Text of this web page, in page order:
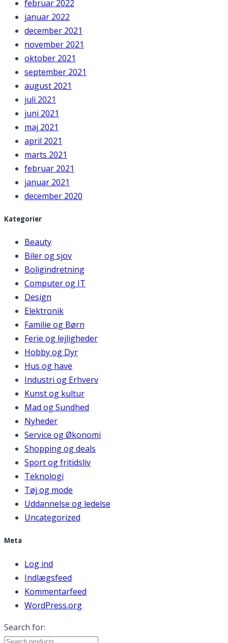
februar 2022
januar 2022
december 2021
november 2021
oktober 2021
september 2021
august 2021
juli 2021
juni 2021
maj 2021
april 2021
marts 2021
februar 2021
januar 2021
december 2020
Kategorier
Beauty
Biler og sjov
Boligindretning
Computer og IT
Design
Elektronik
Familie og Børn
Ferie og lejligheder
Hobby og Dyr
Hus og have
Industri og Erhverv
Kunst og kultur
Mad og Sundhed
Nyheder
Service og Økonomi
Shopping og deals
Sport og fritidsliv
Teknologi
Tøj og mode
Uddannelse og ledelse
Uncategorized
Meta
Log ind
Indlægsfeed
Kommentarfeed
WordPress.org
Search for: